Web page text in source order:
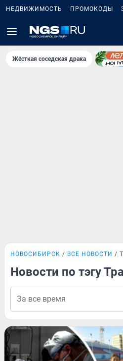
НЕДВИЖИМОСТЬ ПРОМОКОДЫ
Жёсткая соседская драка
НОВОСИБИРСК ВСЕ НОВОСТИ
Новости по тэгу